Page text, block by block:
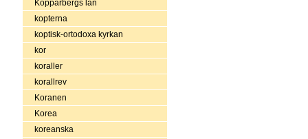
Kopparbergs län
kopterna
koptisk-ortodoxa kyrkan
kor
koraller
korallrev
Koranen
Korea
koreanska